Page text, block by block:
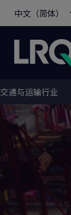
中文（简体）
交通与运输行业